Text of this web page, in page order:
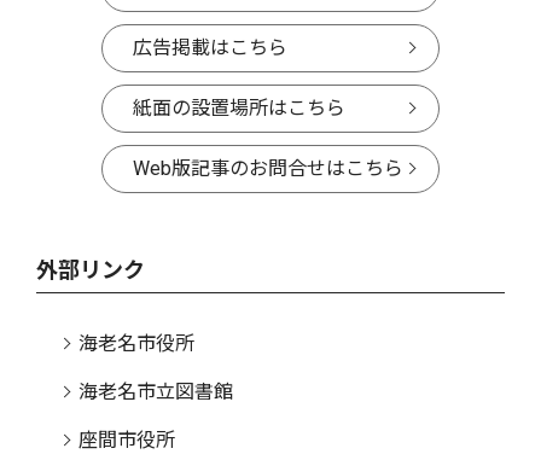
広告掲載はこちら
紙面の設置場所はこちら
Web版記事のお問合せはこちら
外部リンク
海老名市役所
海老名市立図書館
座間市役所